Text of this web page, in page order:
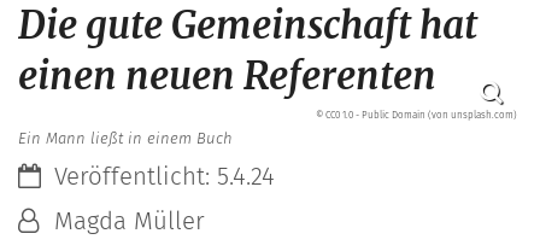
© CC0 1.0 - Public Domain (von unsplash.com)
Die gute Gemeinschaft hat
einen neuen Referenten
Ein Mann ließt in einem Buch
Datum:Veröffentlicht: 5.4.24
Von:Magda Müller